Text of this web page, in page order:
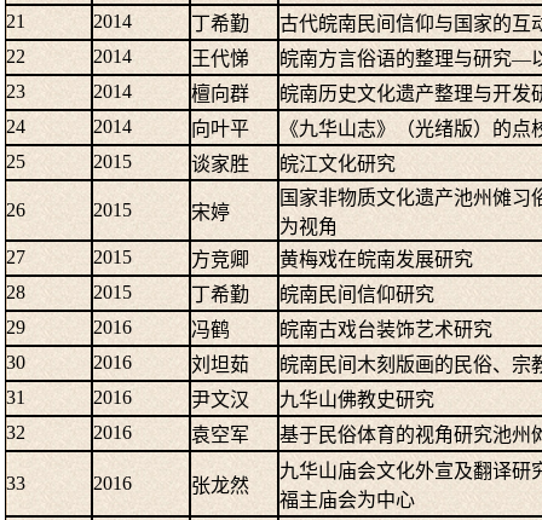
21
2014 丁希勤
古代皖南民间信仰与国家的互
22
2014 王代悌
皖南方言俗语的整理与研究—
23
2014 檀向群
皖南历史文化遗产整理与开
24
2014 向叶平
《九华山志》（光绪版）的点
25
2015 谈家胜 皖江文化研究
26 2015 宋婷
国家非物质文化遗产池州傩
为视角
27
2015 方竞卿
黄梅戏在皖南发展研究
28
2015 丁希勤
皖南民间信仰研究
29
2016 冯鹤
皖南古戏台装饰艺术研究
30
2016 刘坦茹
皖南民间木刻版画的民俗、宗
31
2016 尹文汉
九华山佛教史研究
32
2016 袁空军 基于民俗体育的视角研究池州
33 2016 张龙然
九华山庙会文化外宣及翻译
福主庙会为中心